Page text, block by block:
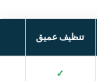
تنظيف عميق
✓